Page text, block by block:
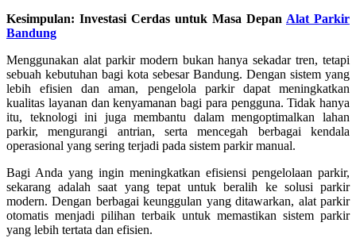
Kesimpulan: Investasi Cerdas untuk Masa Depan Alat Parkir
Bandung
Menggunakan alat parkir modern bukan hanya sekadar tren, tetapi
sebuah kebutuhan bagi kota sebesar Bandung. Dengan sistem yang
lebih efisien dan aman, pengelola parkir dapat meningkatkan
kualitas layanan dan kenyamanan bagi para pengguna. Tidak hanya
itu, teknologi ini juga membantu dalam mengoptimalkan lahan
parkir, mengurangi antrian, serta mencegah berbagai kendala
operasional yang sering terjadi pada sistem parkir manual.
Bagi Anda yang ingin meningkatkan efisiensi pengelolaan parkir,
sekarang adalah saat yang tepat untuk beralih ke solusi parkir
modern. Dengan berbagai keunggulan yang ditawarkan, alat parkir
otomatis menjadi pilihan terbaik untuk memastikan sistem parkir
yang lebih tertata dan efisien.